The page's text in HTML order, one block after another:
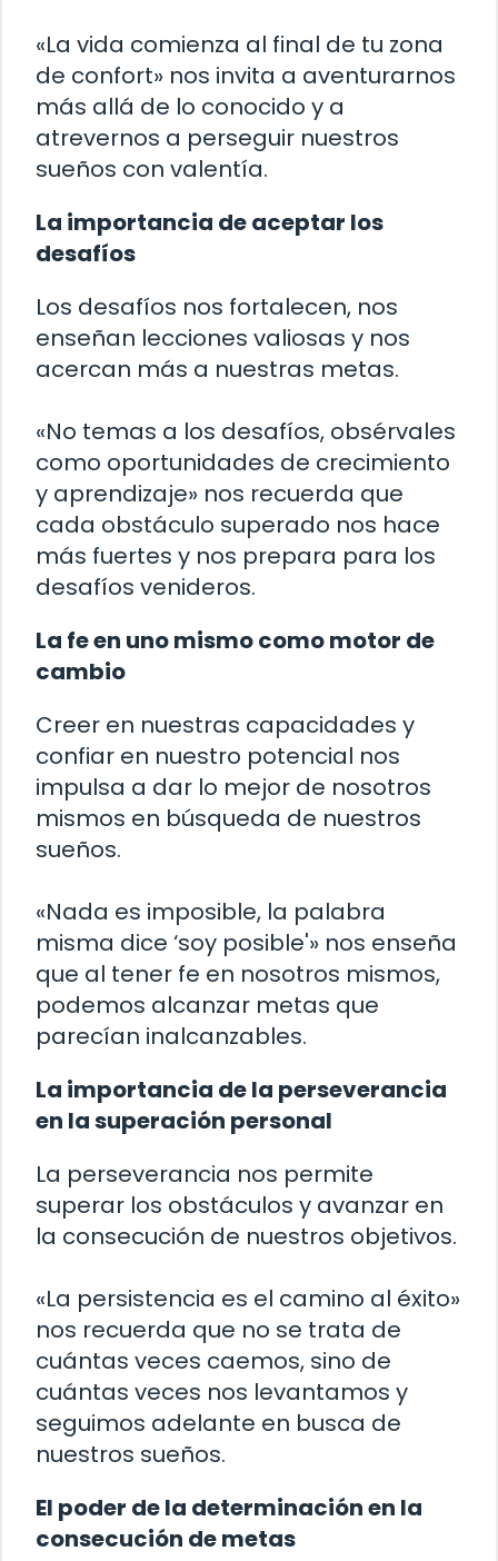
«La vida comienza al final de tu zona
de confort» nos invita a aventurarnos
más allá de lo conocido y a
atrevernos a perseguir nuestros
sueños con valentía.
La importancia de aceptar los
desafíos
Los desafíos nos fortalecen, nos
enseñan lecciones valiosas y nos
acercan más a nuestras metas.
«No temas a los desafíos, obsérvales
como oportunidades de crecimiento
y aprendizaje» nos recuerda que
cada obstáculo superado nos hace
más fuertes y nos prepara para los
desafíos venideros.
La fe en uno mismo como motor de
cambio
Creer en nuestras capacidades y
confiar en nuestro potencial nos
impulsa a dar lo mejor de nosotros
mismos en búsqueda de nuestros
sueños.
«Nada es imposible, la palabra
misma dice ‘soy posible'» nos enseña
que al tener fe en nosotros mismos,
podemos alcanzar metas que
parecían inalcanzables.
La importancia de la perseverancia
en la superación personal
La perseverancia nos permite
superar los obstáculos y avanzar en
la consecución de nuestros objetivos.
«La persistencia es el camino al éxito»
nos recuerda que no se trata de
cuántas veces caemos, sino de
cuántas veces nos levantamos y
seguimos adelante en busca de
nuestros sueños.
El poder de la determinación en la
consecución de metas